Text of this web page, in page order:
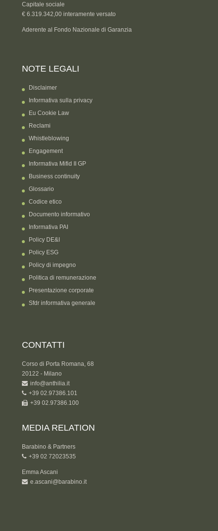
Capitale sociale
€ 6.319.342,00 interamente versato
Aderente al Fondo Nazionale di Garanzia
NOTE LEGALI
Disclaimer
Informativa sulla privacy
Eu Cookie Law
Reclami
Whistleblowing
Engagement
Informativa Mifid II GP
Business continuity
Glossario
Codice etico
Documento informativo
Informativa PAI
Policy DE&I
Policy ESG
Policy di impegno
Politica di remunerazione
Presentazione corporate
Sfdr informativa generale
CONTATTI
Corso di Porta Romana, 68
20122 - Milano
info@anthilia.it
+39 02.97386.101
+39 02.97386.100
MEDIA RELATION
Barabino & Partners
+39 02 72023535
Emma Ascani
e.ascani@barabino.it